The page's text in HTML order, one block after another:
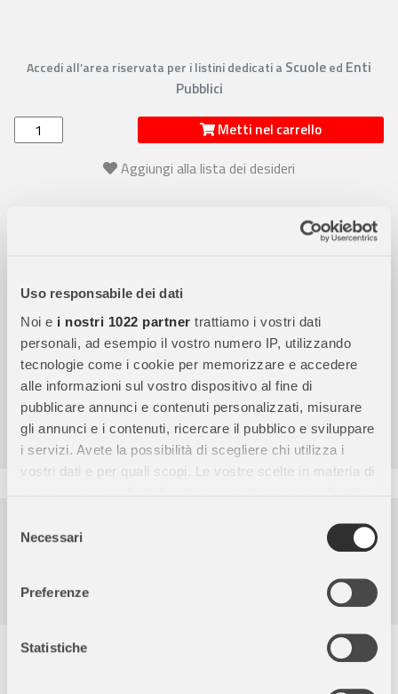
Uso responsabile dei dati
Noi e i nostri 1022 partner trattiamo i vostri dati
personali, ad esempio il vostro numero IP, utilizzando
tecnologie come i cookie per memorizzare e accedere
alle informazioni sul vostro dispositivo al fine di
pubblicare annunci e contenuti personalizzati, misurare
gli annunci e i contenuti, ricercare il pubblico e sviluppare
i servizi. Avete la possibilità di scegliere chi utilizza i
vostri dati e per quali scopi. Le vostre scelte in materia di
modificare o revocare il proprio consenso in qualsiasi
momento dalla Dichiarazione sui cookie o facendo clic
raccogliere informazioni sulla tua posizione
geografica, con un'approssimazione di qualche
delNecessari
Preferenze
Statistiche
Accedi all’area riservata per i listini dedicati a Scuoleed Enti
Pubblici
Metti nel carrello
Aggiungi alla lista dei desideri
4,7 /5
9.859
Recensioni
Descrizione completa